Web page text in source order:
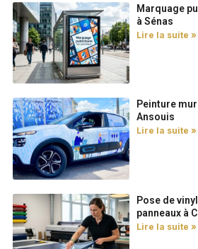
Marquage
à Sénas
Lire la suite »
Peinture
Ansouis
Lire la suite »
Pose de
panneaux à
Lire la suite »